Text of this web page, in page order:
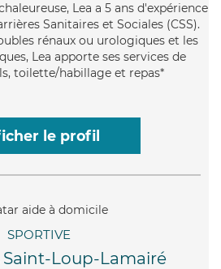
Lea a 5 ans d'expérience
Sanitaires et Sociales (CSS).
rénaux ou urologiques et les
Lea apporte ses services de
toilette/habillage et repas*
le profil
SPORTIVE
Saint-Loup-Lamairé